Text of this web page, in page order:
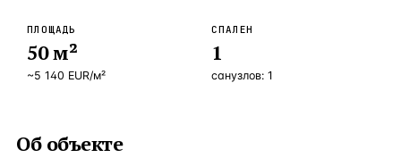
ЧАСТО ИЩУТ
Турция
ПЛОЩАДЬ
50м²
~5 140 EUR/м²
СПАЛЕН
1
санузлов: 1
Об объекте